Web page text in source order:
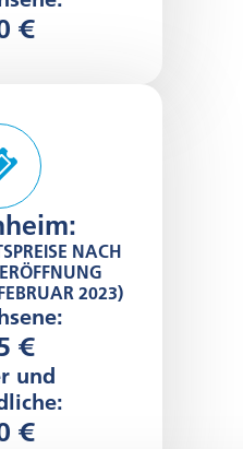
€
NACH
2023)
€
und
€